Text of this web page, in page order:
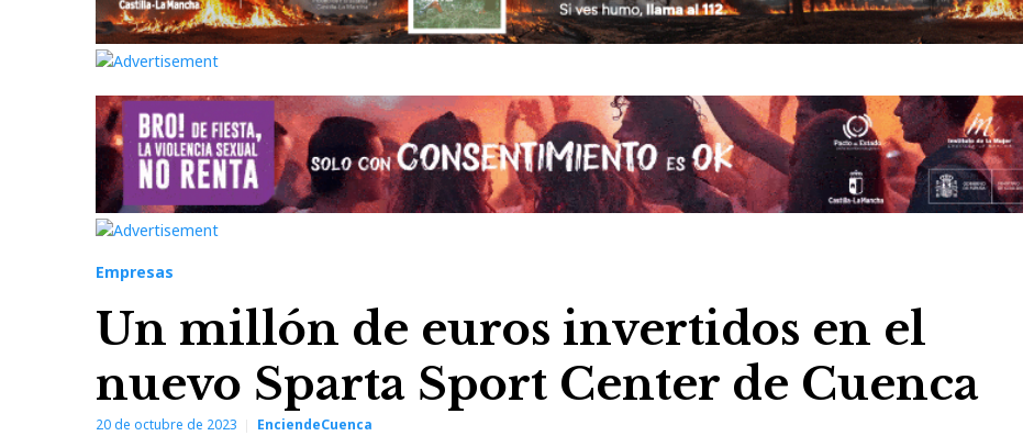
Empresas
Un millón de euros invertidos en el
nuevo Sparta Sport Center de Cuenca
20 de octubre de 2023 EnciendeCuenca